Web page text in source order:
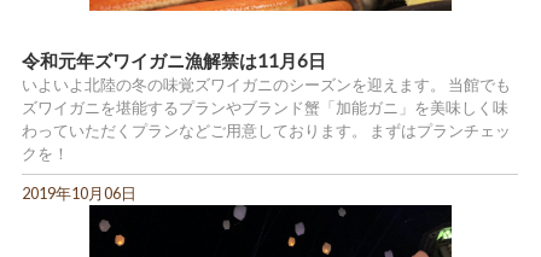
令和元年ズワイガニ漁解禁は11月6日
いよいよ北陸の冬の味覚ズワイガニのシーズンを迎えます。 当館でも
ズワイガニを堪能するプランやブランド蟹「加能ガニ」を美味しく味
わっていただくプランなどご用意しております。 まずはプランチェッ
クを！
2019年10月06日